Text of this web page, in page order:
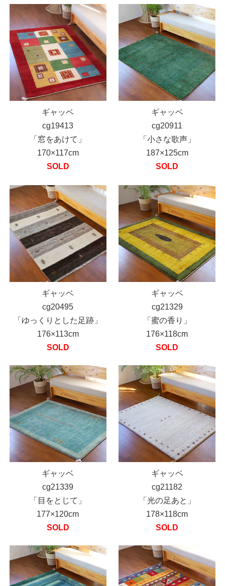
ギャッベ
cg19413
「窓をあけて」
170×117cm
SOLD
ギャッベ
cg20911
「小さな歌声」
187×125cm
SOLD
ギャッベ
cg20495
「ゆっくりとした足跡」
176×113cm
SOLD
ギャッベ
cg21329
「蜜の香り」
176×118cm
SOLD
ギャッベ
cg21339
「目をとじて」
177×120cm
SOLD
ギャッベ
cg21182
「光の足あと」
178×118cm
SOLD